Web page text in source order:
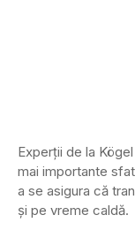
Experții de la
mai importante
a se asigura că
și pe vreme caldă.